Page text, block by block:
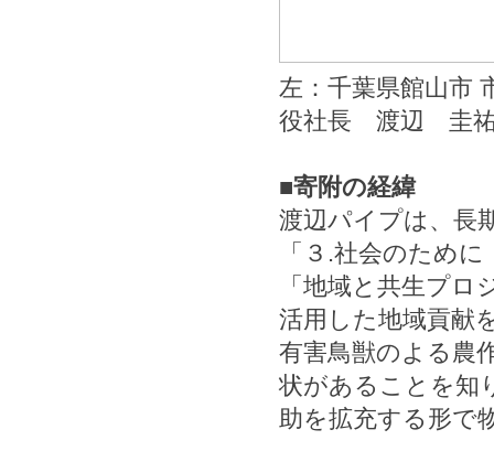
左：千葉県館山市
役社長 渡辺 圭
■寄附の経緯
渡辺パイプは、長
「３.社会のため
「地域と共生プ
活用した地域貢献
有害鳥獣のよる農
状があることを知
助を拡充する形で